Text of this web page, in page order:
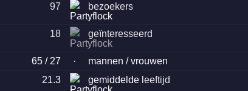
97 bezoekers
18 geïnteresseerd
65 / 27 ·
mannen / vrouwen
21.3
gemiddelde leeftijd